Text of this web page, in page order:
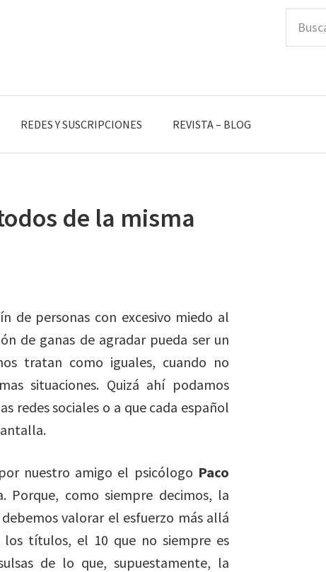
esta
REDES Y SUSCRIPCIONES REVISTA – BLOG
de la misma
de personas con excesivo miedo al
de ganas de agradar pueda ser un
tratan como iguales, cuando no
situaciones. Quizá ahí podamos
redes sociales o a que cada español
nuestro amigo el psicólogo Paco
Porque, como siempre decimos, la
valorar el esfuerzo más allá
títulos, el 10 que no siempre es
de lo que, supuestamente, la